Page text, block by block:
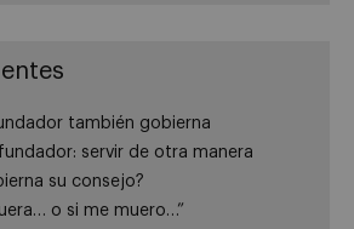
también gobierna
servir de otra manera
su consejo?
o si me muero…”